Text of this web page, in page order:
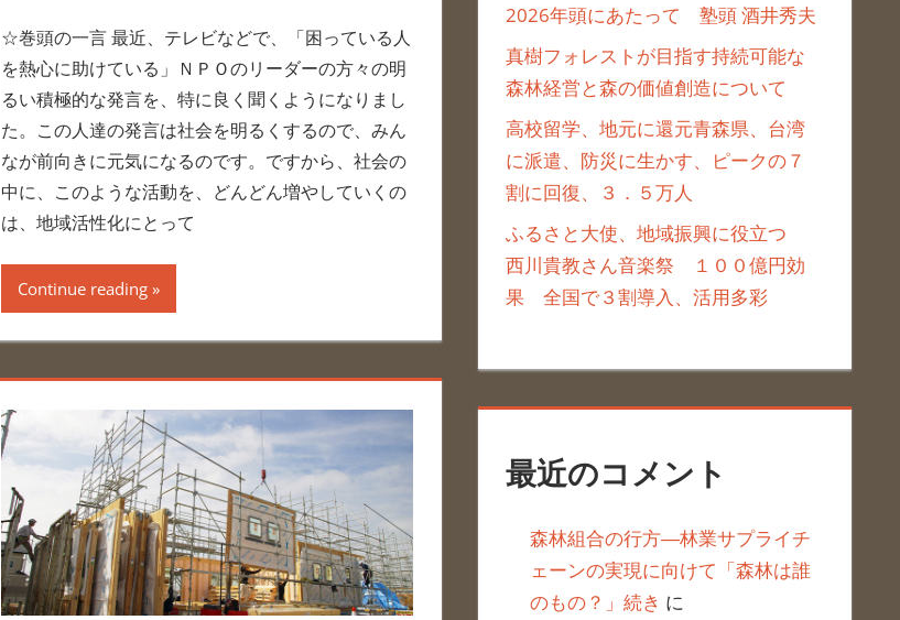
☆巻頭の一言 最近、テレビなどで、「困っている人
を熱心に助けている」ＮＰＯのリーダーの方々の明
るい積極的な発言を、特に良く聞くようになりまし
た。この人達の発言は社会を明るくするので、みん
なが前向きに元気になるのです。ですから、社会の
中に、このような活動を、どんどん増やしていくの
は、地域活性化にとって
Continue reading
2026年頭にあたって 塾頭 酒井秀夫
真樹フォレストが目指す持続可能な
森林経営と森の価値創造について
高校留学、地元に還元青森県、台湾
に派遣、防災に生かす、ピークの７
割に回復、３．５万人
ふるさと大使、地域振興に役立つ
西川貴教さん音楽祭 １００億円効
果 全国で３割導入、活用多彩
最近のコメント
森林組合の行方―林業サプライチ
ェーンの実現に向けて「森林は誰
のもの？」続き に